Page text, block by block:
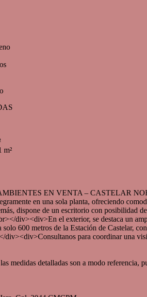
m²
EN VENTA – CASTELAR
en una sola planta, ofreciendo
dispone de un escritorio con posibilidad
div><div>En el exterior, se destaca un
600 metros de la Estación de Castelar,
div><div>Consultanos para coordinar una
medidas detalladas son a modo